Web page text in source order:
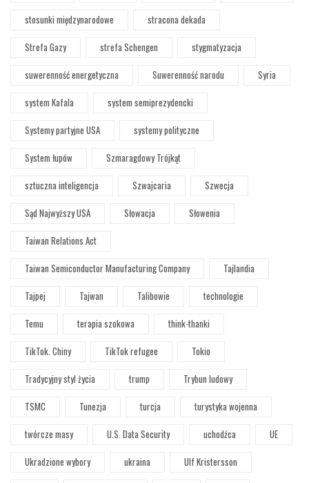
stosunki międzynarodowe
stracona dekada
Strefa Gazy
strefa Schengen
stygmatyzacja
suwerenność energetyczna
Suwerenność narodu
Syria
system Kafala
system semiprezydencki
Systemy partyjne USA
systemy polityczne
System łupów
Szmaragdowy Trójkąt
sztuczna inteligencja
Szwajcaria
Szwecja
Sąd Najwyższy USA
Słowacja
Słowenia
Taiwan Relations Act
Taiwan Semiconductor Manufacturing Company
Tajlandia
Tajpej
Tajwan Talibowie
technologie
Temu
terapia szokowa
think-thanki
TikTok. Chiny
TikTok refugee
Tokio
Tradycyjny styl życia
trump
Trybun ludowy
TSMC
Tunezja turcja
turystyka wojenna
twórcze masy
U.S. Data Security uchodźca
UE
Ukradzione wybory
ukraina
Ulf Kristersson